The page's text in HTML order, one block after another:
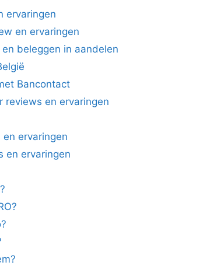
ervaringen
en ervaringen
beleggen in aandelen
Bancontact
reviews en ervaringen
ervaringen
en ervaringen